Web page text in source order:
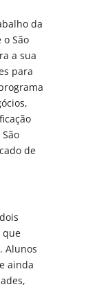
da
o São
a sua
para
de
que
Alunos
ainda